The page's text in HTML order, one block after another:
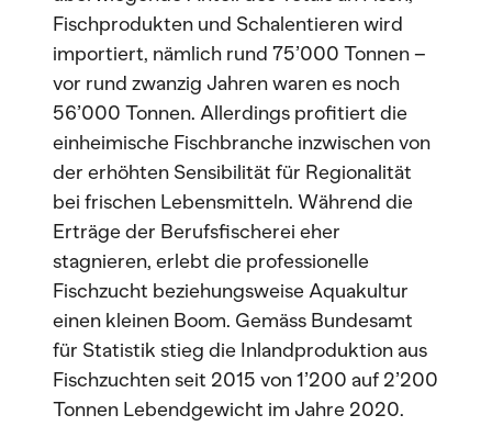
Fischprodukten und Schalentieren wird
importiert, nämlich rund 75’000 Tonnen –
vor rund zwanzig Jahren waren es noch
56’000 Tonnen. Allerdings profitiert die
einheimische Fischbranche inzwischen von
der erhöhten Sensibilität für Regionalität
bei frischen Lebensmitteln. Während die
Erträge der Berufsfischerei eher
stagnieren, erlebt die professionelle
Fischzucht beziehungsweise Aquakultur
einen kleinen Boom. Gemäss Bundesamt
für Statistik stieg die Inlandproduktion aus
Fischzuchten seit 2015 von 1’200 auf 2’200
Tonnen Lebendgewicht im Jahre 2020.